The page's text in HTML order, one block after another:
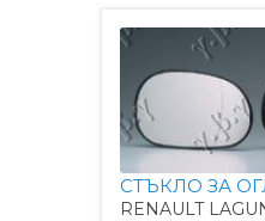
СТЪКЛО ЗА
RENAULT